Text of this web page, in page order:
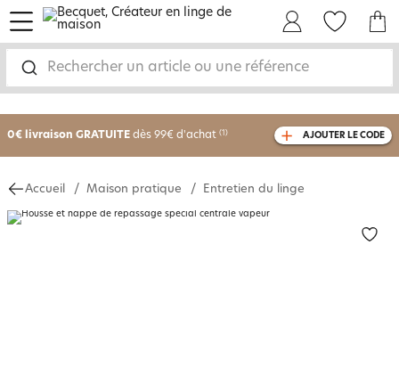
Rechercher un article ou une référence
menu
-25% sur votre commandedès 2 articles
0€ livraison GRATUITE dès 99€ d'achat (1) AJOUTER LE CODE
Accueil Maison pratique Entretien du linge